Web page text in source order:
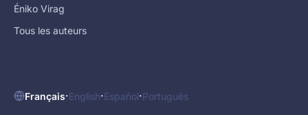
Éniko Virag
Tous les auteurs
Français·English·Español·Português